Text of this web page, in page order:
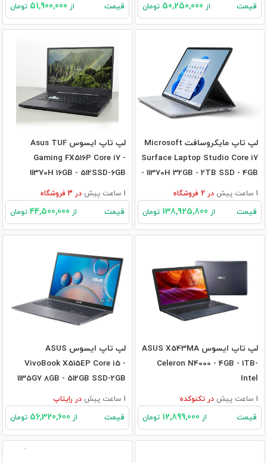
قیمت از تومان قیمت از تومان
لپ تاپ مایکروسافت Microsoft
Surface Laptop Studio Core i7
- 11370H 32GB - 2TB SSD - 4GB
RTX3050Ti1 ساعت پیش در فروشگاه
قیمت از تومان
لپ تاپ ایسوس Asus TUF
Gaming FX516P Core i7 -
11370H 16GB - 512SSD-6GB
RTX30601 ساعت پیش در فروشگاه
قیمت از تومان
لپ تاپ ایسوس ASUS X543MA
Celeron N4000 - 4GB - 1TB-
Intel
1 ساعت پیش در تکنوکده
قیمت از تومان
لپ تاپ ایسوس ASUS
VivoBook X515EP Core i5 -
1135G7 8GB - 512GB SSD-2GB
MX3301 ساعت پیش در رایتاپ
قیمت از تومان